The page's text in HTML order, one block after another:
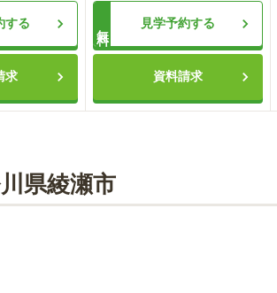
する
求
見学予約する
資料請求
県綾瀬市